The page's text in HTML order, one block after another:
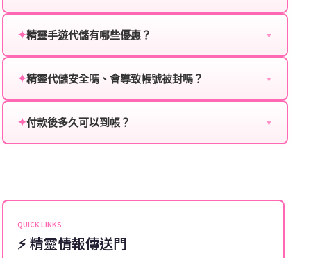
服：
角色名稱：您遊戲中的角色名稱。
等級：角色的當前等級。
✦精靈手遊代儲有哪些優惠？ ▼
贈送、大額儲值優惠及節日限定活動，儲值最低6折
✦精靈代儲安全嗎、會導致帳號被封嗎？ ▼
單，不使用外掛程式、非法點數或異常儲值管道。您獲
✦付款後多久可以到帳？ ▼
可直接聯絡客服查詢訂單進度。
QUICK LINKS
⚡ 精靈情報傳送門